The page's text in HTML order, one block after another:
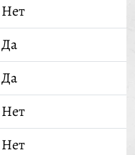
Нет
Да
Да
Нет
Нет